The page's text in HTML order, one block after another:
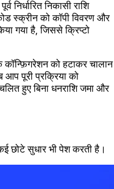
निर्धारित निकासी राशि
स्क्रीन को कॉपी विवरण और
गया है, जिससे क्रिप्टो
को हटाकर चालान
आप पूरी प्रक्रिया को
हुए बिना धनराशि जमा और
छोटे सुधार भी पेश करती है।